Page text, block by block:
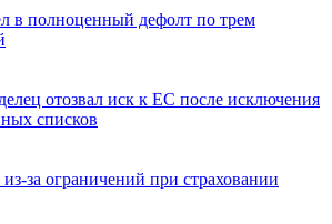
в полноценный дефолт по трем
отозвал иск к ЕС после исключения
списков
за ограничений при страховании